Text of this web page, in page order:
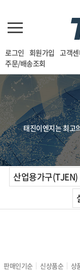
로그인 회원가입
고객
주문/배송조회
태진이엔지는 최고
산업용가구(TJEN)
판매인기순 신상품순 상